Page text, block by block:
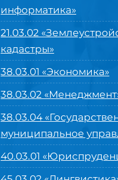
информатика»
21.03.02
кадастры»
38.03.01 «Экономика»
38.03.02
38.03.04
муниципальное
40.03.01